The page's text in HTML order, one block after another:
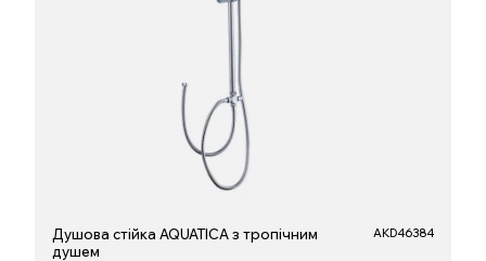
Душова стійка AQUATICA з тропічним
душем
AKD46384